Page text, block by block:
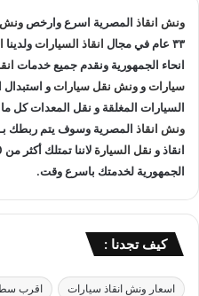
ونش انقاذ المصرية اسرع وارخص ونش
٣٣ عام في مجال
انقاذ السياراتولدينا
انحاء الجمهورية ونقدم جميع خدمات
سياراتو ونش نقل سياراتو استبدال
السيارات المغلقة و نقل المعدات كل
ونش انقاذ المصرية وسوف يتم ربطك بـ
انقاذ و نقل السيارة لاننا تمتلك أكثر من 280
الجمهورية لخدمتك باسرع وقت.
كيف تجدنا :
اسعار ونش انقاذ سيارات اقرب